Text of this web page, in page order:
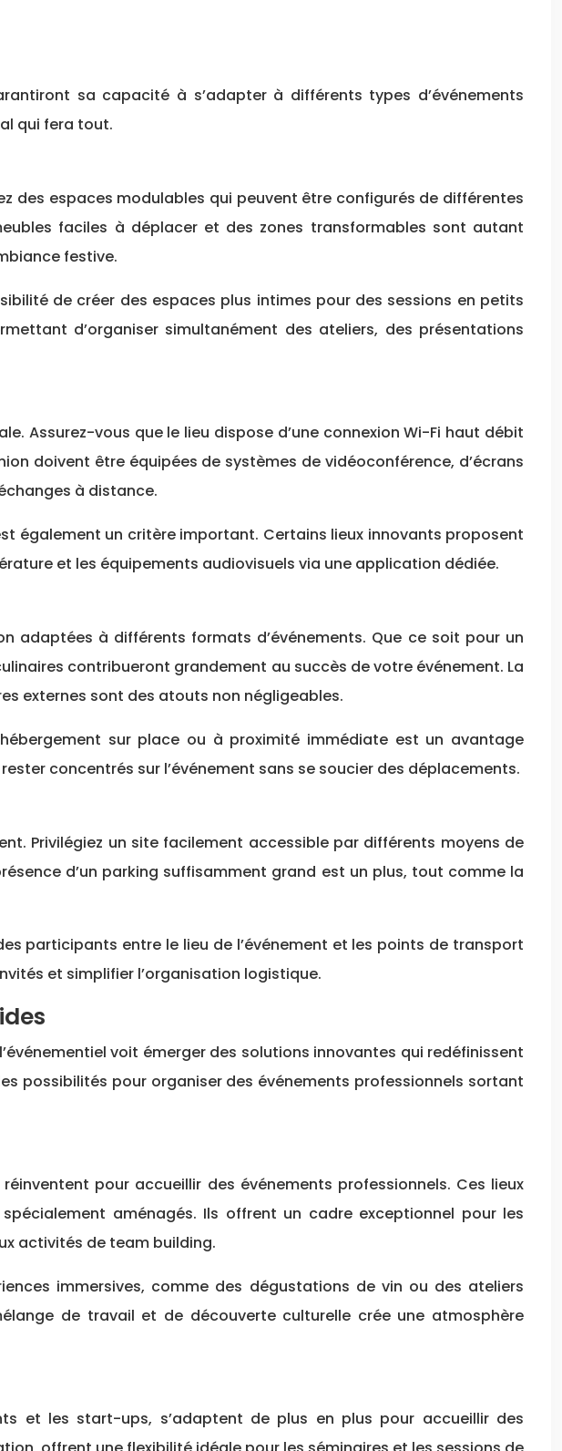
sa capacité à s’adapter à différents types d’événements
qui fera tout.
des espaces modulables qui peuvent être configurés de différentes
faciles à déplacer et des zones transformables sont autant
festive.
de créer des espaces plus intimes pour des sessions en petits
d’organiser simultanément des ateliers, des présentations
Assurez-vous que le lieu dispose d’une connexion Wi-Fi haut débit
doivent être équipées de systèmes de vidéoconférence, d’écrans
à distance.
également un critère important. Certains lieux innovants proposent
et les équipements audiovisuels via une application dédiée.
à différents formats d’événements. Que ce soit pour un
contribueront grandement au succès de votre événement. La
externes sont des atouts non négligeables.
sur place ou à proximité immédiate est un avantage
concentrés sur l’événement sans se soucier des déplacements.
Privilégiez un site facilement accessible par différents moyens de
d’un parking suffisamment grand est un plus, tout comme la
participants entre le lieu de l’événement et les points de transport
et simplifier l’organisation logistique.
voit émerger des solutions innovantes qui redéfinissent
possibilités pour organiser des événements professionnels sortant
pour accueillir des événements professionnels. Ces lieux
aménagés. Ils offrent un cadre exceptionnel pour les
activités de team building.
immersives, comme des dégustations de vin ou des ateliers
de travail et de découverte culturelle crée une atmosphère
et les start-ups, s’adaptent de plus en plus pour accueillir des